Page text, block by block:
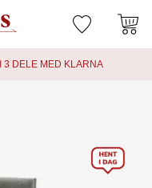
3 DELE MED KLARNA